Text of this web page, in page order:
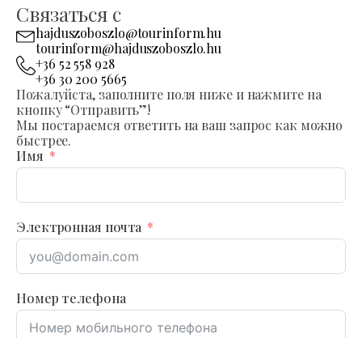
Связаться с
hajduszoboszlo@tourinform.hu
tourinform@hajduszoboszlo.hu
+36 52 558 928
+36 30 200 5665
Пожалуйста, заполните поля ниже и нажмите на
кнопку “Отправить”!
Мы постараемся ответить на ваш запрос как можно
быстрее.
Имя
Электронная почта
Номер телефона